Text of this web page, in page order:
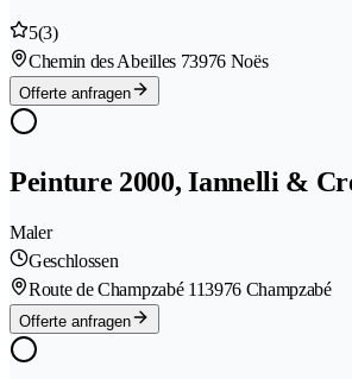
5(3)
Chemin des Abeilles 73976 Noës
Offerte anfragen
Peinture 2000, Iannelli &
Maler
Geschlossen
Route de Champzabé 113976 Champzabé
Offerte anfragen